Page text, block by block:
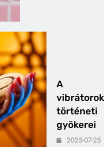
A
vibrátorok
történeti
gyökerei
2025-07-25